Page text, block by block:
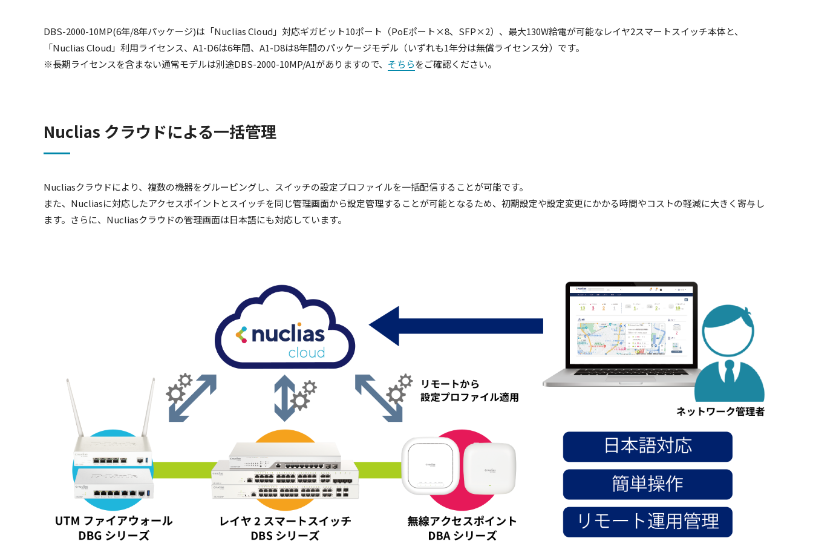
DBS-2000-10MP(6年/8年パッケージ)は「Nuclias Cloud」対応ギガビット10ポート（PoEポート×8、SFP×2）、最大130W給電が可能なレイヤ2スマートスイッチ本体と、
「Nuclias Cloud」利用ライセンス、A1-D6は6年間、A1-D8は8年間のパッケージモデル（いずれも1年分は無償ライセンス分）です。
※長期ライセンスを含まない通常モデルは別途DBS-2000-10MP/A1がありますので、 そちらをご確認ください。
Nuclias クラウドによる一括管理
Nucliasクラウドにより、複数の機器をグルーピングし、スイッチの設定プロファイルを一括配信することが可能です。
また、Nucliasに対応したアクセスポイントとスイッチを同じ管理画面から設定管理することが可能となるため、初期設定や設定変更にかかる時間やコストの軽減に大きく寄与し
ます。さらに、Nucliasクラウドの管理画面は日本語にも対応しています。